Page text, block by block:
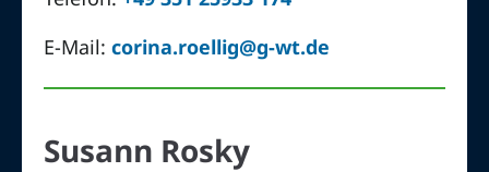
E-Mail:corina.roellig@g-wt.de
Susann Rosky